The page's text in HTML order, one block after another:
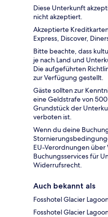
Diese Unterkunft
nicht akzeptiert.
Akzeptierte
Express, Discover,
Bitte beachte, dass
je nach Land und
Die aufgeführten
zur Verfügung gestellt.
Gäste sollten zur
eine Geldstrafe von
Grundstück der
verboten ist.
Wenn du deine
EU-Verordnungen
Buchungsservices für
Widerrufsrecht.
Auch bekannt als
Fosshotel Glacier
Fosshotel Glacier